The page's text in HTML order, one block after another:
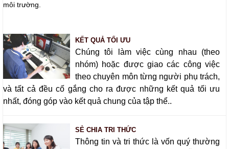
môi trường.
KẾT QUẢ TỐI ƯU
Chúng tôi làm việc cùng nhau (theo
nhóm) hoặc được giao các công việc
theo chuyên môn từng người phụ trách,
và tất cả đều cố gắng cho ra được những kết quả tối ưu
nhất, đóng góp vào kết quả chung của tập thể..
SẺ CHIA TRI THỨC
Thông tin và tri thức là vốn quý thường